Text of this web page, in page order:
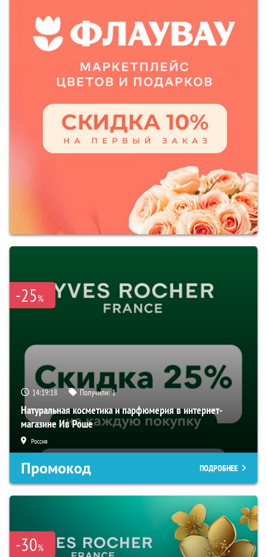
-25%
14:19:17 Получили:1
Натуральная косметика и парфюмерия в интернет-
магазине Ив Роше
Россия
Промокод ПОДРОБНЕЕ
-30%